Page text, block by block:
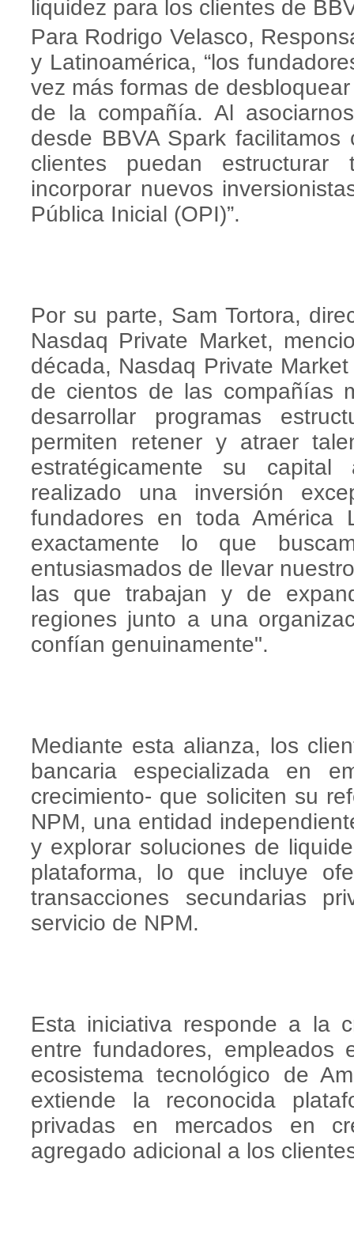
liquidez para los clientes de
Para Rodrigo Velasco,
y Latinoamérica, “los
vez más formas de
de la compañía. Al
desde BBVA Spark
clientes puedan estructurar
incorporar nuevos
Pública Inicial (OPI)”.
Por su parte, Sam Tortora,
Nasdaq Private Market,
década, Nasdaq Private
de cientos de las compañías
desarrollar programas
permiten retener y atraer
estratégicamente su
realizado una inversión
fundadores en toda América
exactamente lo que
entusiasmados de llevar
las que trabajan y de
regiones junto a una
confían genuinamente".
Mediante esta alianza, los
bancaria especializada en
crecimiento- que soliciten su
NPM, una entidad
y explorar soluciones de
plataforma, lo que incluye
transacciones secundarias
servicio de NPM.
Esta iniciativa responde a la
entre fundadores, empleados
ecosistema tecnológico de
extiende la reconocida
privadas en mercados en
agregado adicional a los